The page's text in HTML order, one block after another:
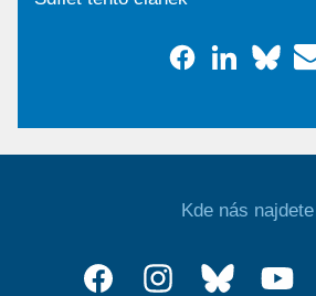
Kde nás najdete